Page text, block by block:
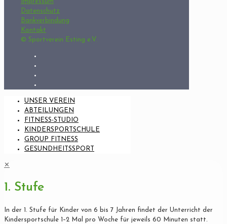
Impressum
Datenschutz
Bankverbindung
Kontakt
© Sportverein Esting e.V.
UNSER VEREIN
ABTEILUNGEN
FITNESS-STUDIO
KINDERSPORTSCHULE
GROUP FITNESS
GESUNDHEITSSPORT
✕
1. Stufe
In der 1. Stufe für Kinder von 6 bis 7 Jahren findet der Unterricht der
Kindersportschule 1–2 Mal pro Woche für jeweils 60 Minuten statt.